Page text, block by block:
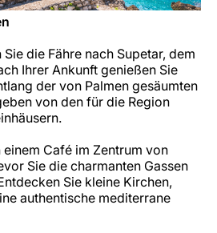
die Fähre nach Supetar, dem
Ihrer Ankunft genießen Sie
der von Palmen gesäumten
von den für die Region
einem Café im Zentrum von
Sie die charmanten Gassen
Sie kleine Kirchen,
authentische mediterrane